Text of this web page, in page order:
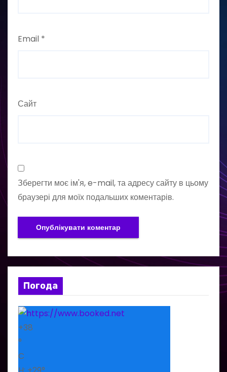
Email *
Сайт
Зберегти моє ім'я, e-mail, та адресу сайту в цьому
браузері для моїх подальших коментарів.
Погода
+38
°
C